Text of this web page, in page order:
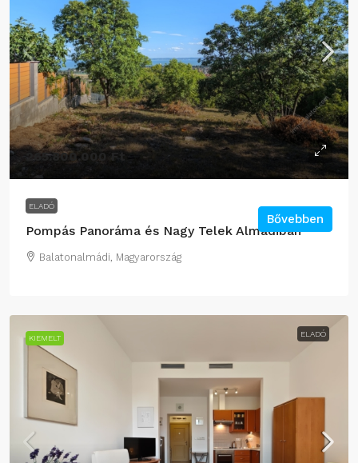
265.800.000 Ft
ELADÓ
Pompás Panoráma és Nagy Telek Almádiban
Balatonalmádi, Magyarország
Bővebben
KIEMELT ELADÓ